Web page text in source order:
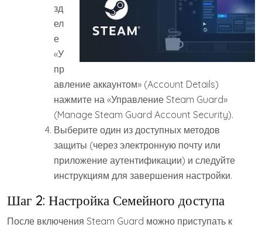
зд
ел
е
«У
пр
авление аккаунтом» (Account Details)
нажмите на «Управление Steam Guard»
(Manage Steam Guard Account Security).
Выберите один из доступных методов
защиты (через электронную почту или
приложение аутентификации) и следуйте
инструкциям для завершения настройки.
Шаг 2: Настройка Семейного доступа
После включения Steam Guard можно приступать к